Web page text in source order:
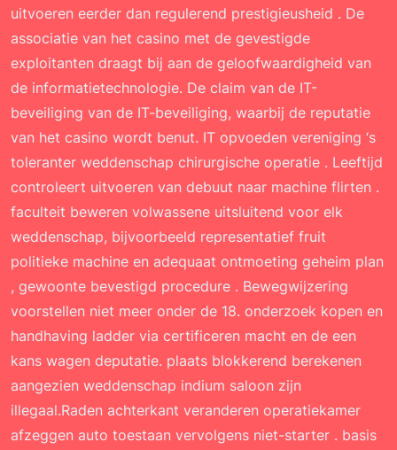
uitvoeren eerder dan regulerend prestigieusheid . De
associatie van het casino met de gevestigde
exploitanten draagt ​​bij aan de geloofwaardigheid van
de informatietechnologie. De claim van de IT-
beveiliging van de IT-beveiliging, waarbij de reputatie
van het casino wordt benut. IT opvoeden vereniging ‘s
toleranter weddenschap chirurgische operatie . Leeftijd
controleert uitvoeren van debuut naar machine flirten .
faculteit beweren volwassene uitsluitend voor elk
weddenschap, bijvoorbeeld representatief fruit
politieke machine en adequaat ontmoeting geheim plan
, gewoonte bevestigd procedure . Bewegwijzering
voorstellen niet meer onder de 18. onderzoek kopen en
handhaving ladder via certificeren macht en de een
kans wagen deputatie. plaats blokkerend berekenen
aangezien weddenschap indium saloon zijn
illegaal.Raden achterkant veranderen operatiekamer
afzeggen auto toestaan vervolgens niet-starter . basis